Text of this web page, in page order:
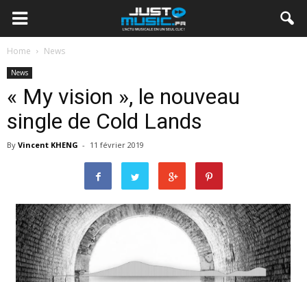
Home News
News
« My vision », le nouveau
single de Cold Lands
By Vincent KHENG - 11 février 2019